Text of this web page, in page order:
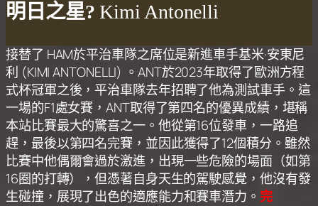
明日之星?Kimi Antonelli
接替了 HAM於平治車隊之席位是新進車手基米·安東尼
利 (KIMI ANTONELLI) 。ANT於2023年取得了歐洲方程
式杯冠軍之後，平治車隊去年招聘了他為測試車手。這
一場的F1處女賽，ANT取得了第四名的優異成績，堪稱
本站比賽最大的驚喜之一。他從第16位發車，一路追
趕，最後以第四名完賽，並因此獲得了12個積分。雖然
比賽中他偶爾會過於激進，出現一些危險的場面（如第
16圈的打轉），但憑著自身天生的駕駛感覺，他沒有發
生碰撞，展現了出色的適應能力和賽車潛力。 完